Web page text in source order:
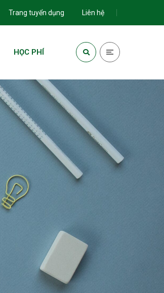
Trang tuyển dụng Liên hệ
HỌC PHÍ